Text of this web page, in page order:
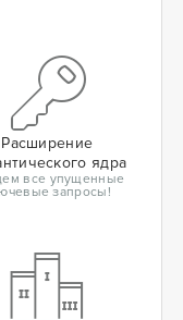
Расширение
ядра
все упущенные
запросы!